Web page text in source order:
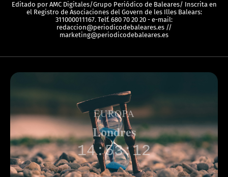
Editado por AMC Digitales/Grupo Periódico de Baleares/ Inscrita en
el Registro de Asociaciones del Govern de les Illes Balears:
311000011167. Telf. 680 70 20 20 - e-mail:
redaccion@periodicodebaleares.es //
marketing@periodicodebaleares.es
EUROPA
Londres
14:53:12